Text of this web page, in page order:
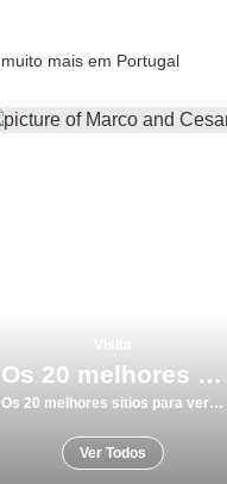
mais em Portugal
Os 20 melhores sitios para ver e visitar em Costa da Caparica
Os 20 melhores sitios para ver e visitar em Costa da Caparica
Ver Todos